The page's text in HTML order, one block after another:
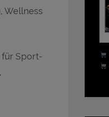
Wellness
für Sport-